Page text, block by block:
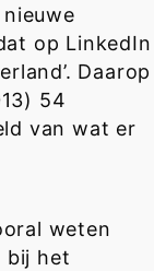
op LinkedIn
Daarop
54
van wat er
weten
bij het